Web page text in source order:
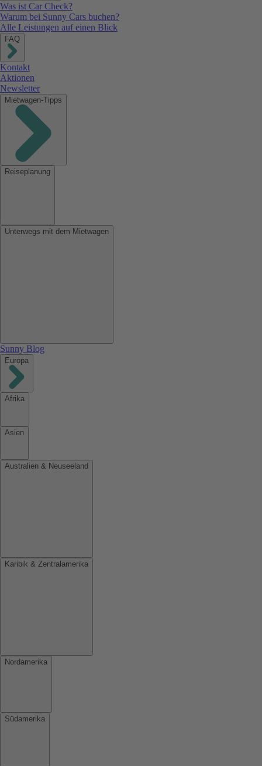
Was ist Car Check?
Warum bei Sunny Cars buchen?
Alle Leistungen auf einen Blick
FAQ
Kontakt
Aktionen
Newsletter
Mietwagen-Tipps
Reiseplanung
Unterwegs mit dem Mietwagen
Sunny Blog
Europa
Afrika
Asien
Australien & Neuseeland
Karibik & Zentralamerika
Nordamerika
Südamerika